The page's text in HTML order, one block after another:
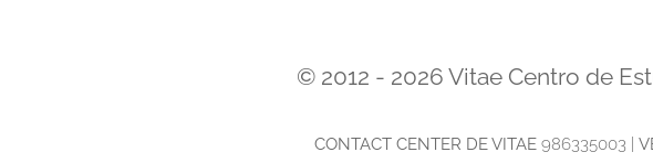
© 2012 - 2026 Vitae Centro de
CONTACT CENTER DE VITAE 986335003 |